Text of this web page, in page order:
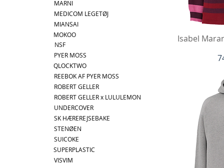
MARNI
MEDICOM LEGETØJ
MIANSAI
NSF
MOKOO
PYER MOSS
QLOCKTWO
REEBOK AF PYER MOSS
ROBERT GELLER
ROBERT GELLER x LULULEMON
UNDERCOVER
SK HÆREREJSEBAKE
STENØEN
SUICOKE
SUPERPLASTIC
VISVIM
Isabel